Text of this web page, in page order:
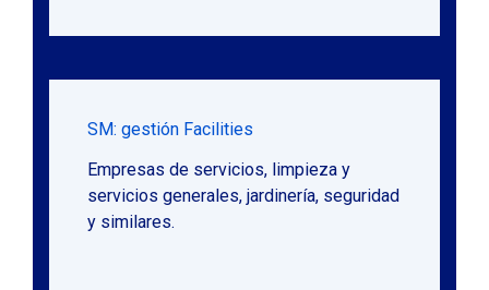
SM: gestión Facilities
Empresas de servicios, limpieza y
servicios generales, jardinería, seguridad
y similares.